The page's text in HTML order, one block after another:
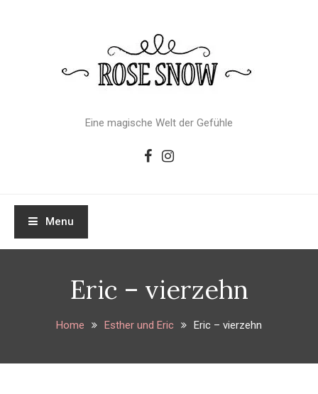
Eine magische Welt der Gefühle
Menu
Eric – vierzehn
Home Esther und Eric Eric – vierzehn